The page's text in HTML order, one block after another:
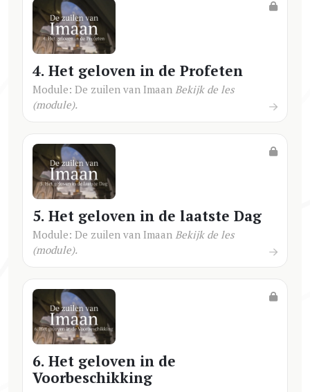
4. Het geloven in de Profeten
Module: De zuilen van Imaan Bekijk de les
(module).
5. Het geloven in de laatste Dag
Module: De zuilen van Imaan Bekijk de les
(module).
6. Het geloven in de
Voorbeschikking